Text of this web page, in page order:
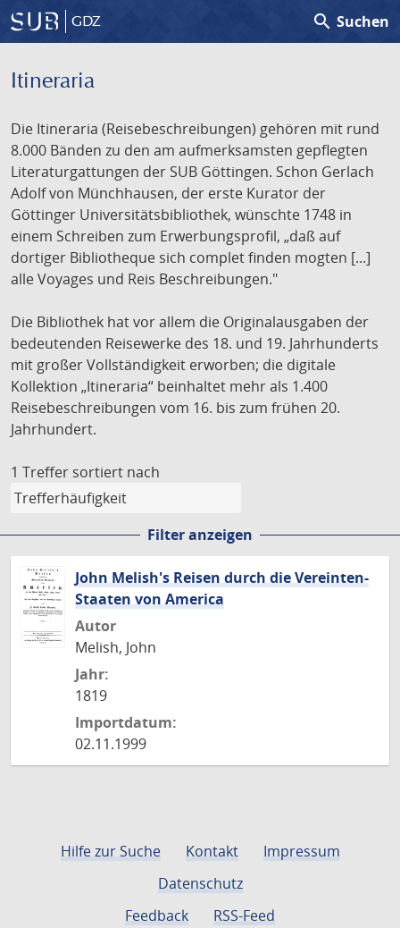
GDZ search Suchen
Itineraria
Die Itineraria (Reisebeschreibungen) gehören mit rund
8.000 Bänden zu den am aufmerksamsten gepflegten
Literaturgattungen der SUB Göttingen. Schon Gerlach
Adolf von Münchhausen, der erste Kurator der
Göttinger Universitätsbibliothek, wünschte 1748 in
einem Schreiben zum Erwerbungsprofil, „daß auf
dortiger Bibliotheque sich complet finden mogten [...]
alle Voyages und Reis Beschreibungen."
Die Bibliothek hat vor allem die Originalausgaben der
bedeutenden Reisewerke des 18. und 19. Jahrhunderts
mit großer Vollständigkeit erworben; die digitale
Kollektion „Itineraria“ beinhaltet mehr als 1.400
Reisebeschreibungen vom 16. bis zum frühen 20.
Jahrhundert.
1 Treffer sortiert nach
Filter anzeigen
John Melish's Reisen durch die Vereinten-
Staaten von America
Autor
Melish, John
Jahr:
1819
Importdatum:
02.11.1999
Hilfe zur Suche Kontakt
Impressum
Datenschutz
Feedback
RSS-Feed